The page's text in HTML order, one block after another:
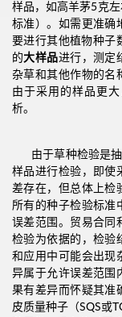
样品，如高羊茅5克
标准）。如需更准确
要进行其他植物种子
的大样品进行，测定
杂草和其他作物的名
由于采用的样品更
析。
由于草种检验是抽
样品进行检验，即使
差存在，但总体上检
所有的种子检验标准
误差范围。贸易合同
检验为依据的，检验
和应用中可能会出现
异属于允许误差范围
果有差异而怀疑其准
皮质量种子（SQS或